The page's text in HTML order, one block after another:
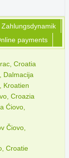
Zahlungsdynamik
payments
Croatia
Dalmacija
Kroatien
Croazia
Ćiovo,
Čiovo,
Croatie